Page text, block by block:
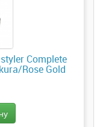
Complete
Rose Gold